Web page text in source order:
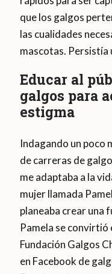
que los galgos
las cualidades
mascotas. Persistía
Educar al
galgos para
estigma
Indagando un poco
de carreras de
me adaptaba a la
mujer llamada
planeaba crear una
Pamela se convirtió
Fundación Galgos
en Facebook de